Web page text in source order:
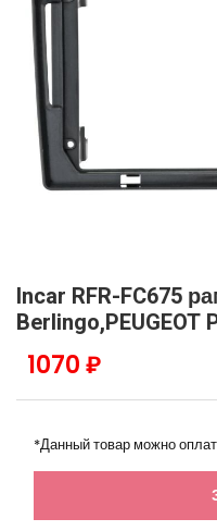
Incar RFR-FC675
Berlingo,PEUGEOT
1070 ₽
*Данный товар можно